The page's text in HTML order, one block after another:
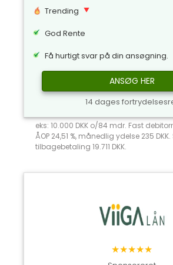
Trending
God Rente
Få hurtigt svar på din ansøgning.
ANSØG HER
14 dages
eks: 10.000 DKK o/84 mdr. Fast
ÅOP 24,51 %, månedlig ydelse 235
tilbagebetaling 19.711 DKK.
★★★★★